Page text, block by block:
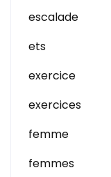
escalade
ets
exercice
exercices
femme
femmes